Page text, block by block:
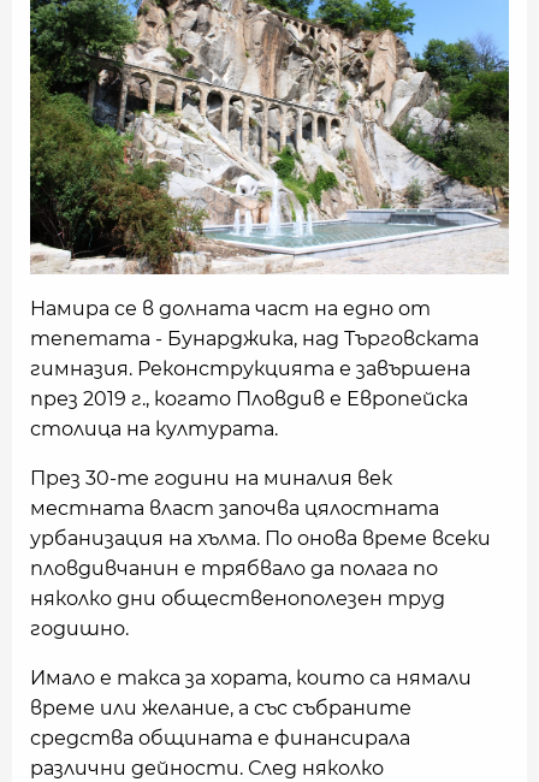
Намира се в долната част на едно от
тепетата - Бунарджика, над Търговската
гимназия. Реконструкцията е завършена
през 2019 г., когато Пловдив е Европейска
столица на културата.
През 30-те години на миналия век
местната власт започва цялостната
урбанизация на хълма. По онова време всеки
пловдивчанин е трябвало да полага по
няколко дни общественополезен труд
годишно.
Имало е такса за хората, които са нямали
време или желание, а със събраните
средства общината е финансирала
различни дейности. След няколко